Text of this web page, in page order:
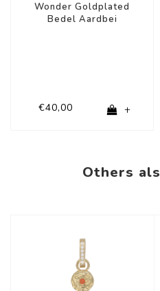
Wonder Goldplated
Bedel Aardbei
€40,00 +
Others